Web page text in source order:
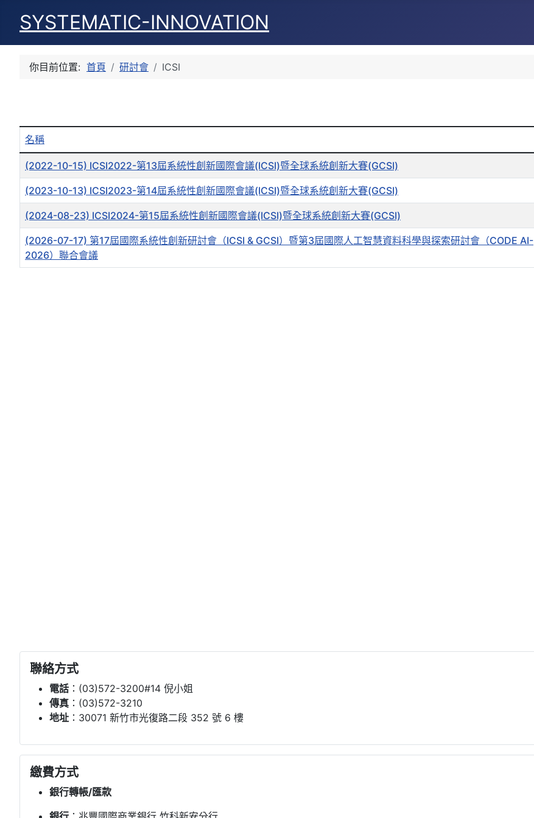
SYSTEMATIC-INNOVATION
你目前位置: 首頁 研討會 ICSI
文章列表
名稱
(2022-10-15) ICSI2022-第13屆系統性創新國際會議(ICSI)暨全球系統創新大賽(GCSI)
(2023-10-13) ICSI2023-第14屆系統性創新國際會議(ICSI)暨全球系統創新大賽(GCSI)
(2024-08-23) ICSI2024-第15屆系統性創新國際會議(ICSI)暨全球系統創新大賽(GCSI)
(2026-07-17) 第17屆國際系統性創新研討會（ICSI & GCSI）暨第3屆國際人工智慧資料科學與探索研討會（CODE AI-
2026）聯合會議
聯絡方式
電話 ：(03)572-3200#14 倪小姐
傳真 ：(03)572-3210
地址 ：30071 新竹市光復路二段 352 號 6 樓
繳費方式
銀行轉帳/匯款